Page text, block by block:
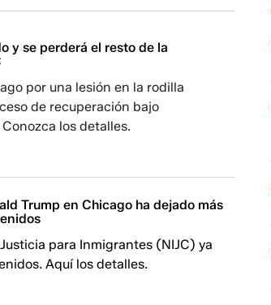
y se perderá el resto de la
por una lesión en la rodilla
de recuperación bajo
los detalles.
Trump en Chicago ha dejado más
para Inmigrantes (NIJC) ya
Aquí los detalles.